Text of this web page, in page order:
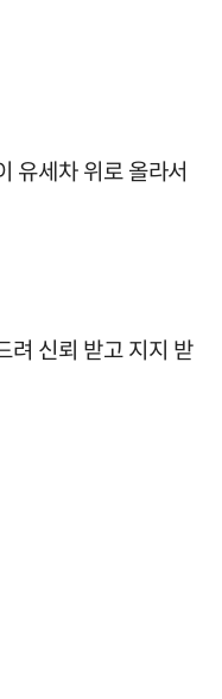
유세차 위로 올라서
려 신뢰 받고 지지 받